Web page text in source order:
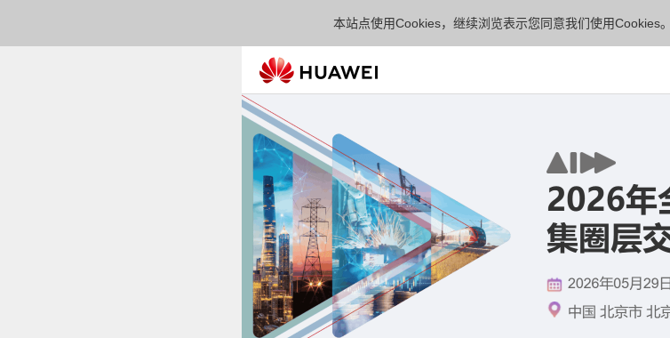
本站点使用Cookies，继续浏览表示您同意我们使用Cookies。